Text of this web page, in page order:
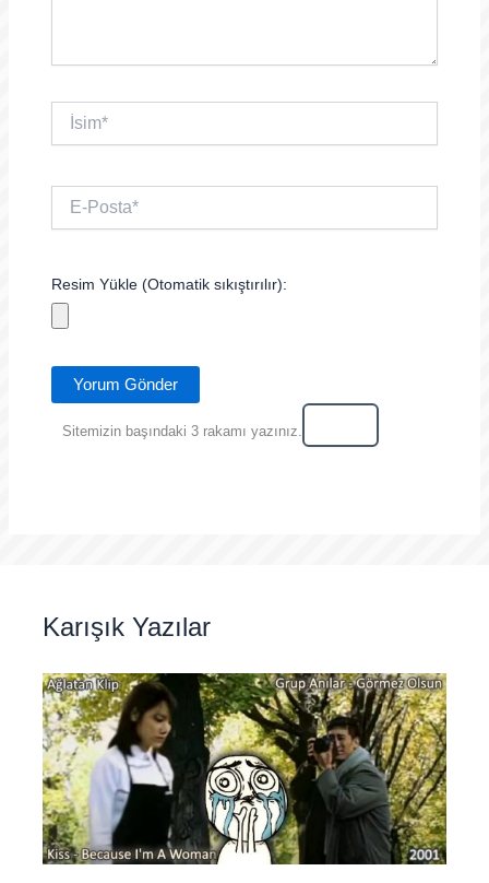
İsim*
Posta*
Resim Yükle (Otomatik sıkıştırılır):
Sitemizin başındaki 3 rakamı yazınız.
Karışık Yazılar